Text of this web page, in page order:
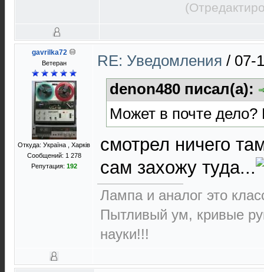
gavrilka72
Ветеран
Откуда: Україна , Харків
Сообщений: 1 278
Репутация: 192
RE: Уведомления / 07-
denon480 писал(а):
Может в почте
смотрел ничего
сам захожу туда...
Лампа и аналог это
Пытливый ум, кривые
науки!!!